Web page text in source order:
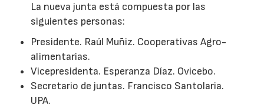
La nueva junta está compuesta por las
siguientes personas:
Presidente. Raúl Muñiz. Cooperativas Agro-
alimentarias.
Vicepresidenta. Esperanza Díaz. Ovicebo.
Secretario de juntas. Francisco Santolaria.
UPA.